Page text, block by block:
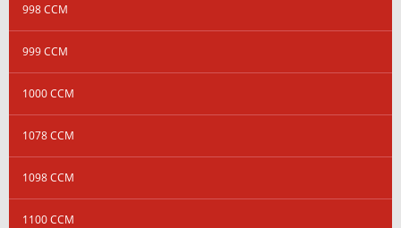
998 CCM
999 CCM
1000 CCM
1078 CCM
1098 CCM
1100 CCM